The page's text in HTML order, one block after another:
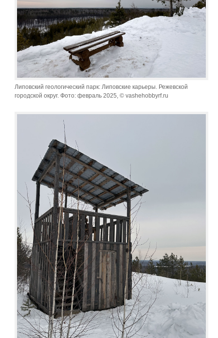
Липовский геологический парк: Липовские карьеры. Режевской
городской округ. Фото: февраль 2025, © vashehobbyrf.ru